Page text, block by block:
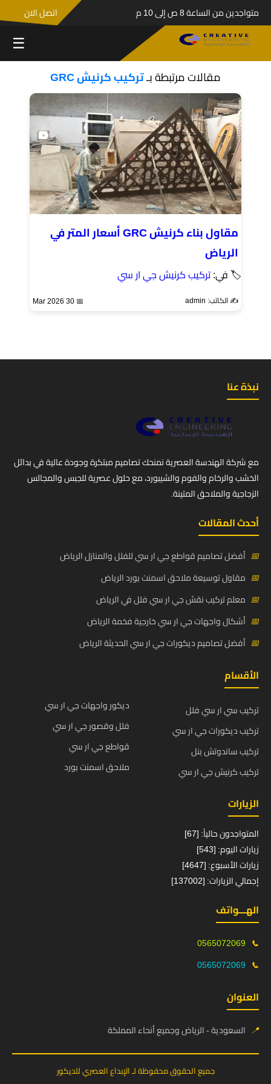
متواجدين من الساعة 8 ص إلى 10 م اتصل الان
☰
مقالات مرتبطة بـتركيب كرنيش GRC
مقاول بناء كرنيش GRC أسعار المتر في
الرياض
🏷 في:تركيب كرنيش جي ار سي
✍️ الكاتب: admin 📅 30 Mar 2026
نبذة عنا
مع شركة الهندسة العصرية نمنحك تصاميم مبتكرة وجودة عالية في بدائل
الخشب والرخام والفوم والشيبورد، مع حلول عصرية للجبس والمجالس
الزجاجية والملاحق المتينة.
أحدث المقالات
📅 أفضل تصاميم قواطع جي ار سي للفلل والمنازل الرياض
📅 مقاول توسيعة ملاحق اسمنت بورد الرياض
📅 معلم تركيب نقش جي ار سي فلل في الرياض
📅 أشكال واجهات جي ار سي خارجية فخمة الرياض
📅 أفضل تصاميم ديكورات جي ار سي الحديثة الرياض
الأقسام
تركيب سي ار سي فلل
تركيب ديكورات جي ار سي
تركيب ساندوتش بنل
تركيب كرنيش جي ار سي
ديكور واجهات جي ار سي
فلل وقصور جي ار سي
قواطع جي ار سي
ملاحق اسمنت بورد
الزيارات
المتواجدون حالياً: [67]
زيارات اليوم: [543]
زيارات الأسبوع: [4647]
إجمالي الزيارات: [137002]
الهـــواتف
📞
0565072069
📞
0565072069
العنوان
📍 السعودية - الرياض وجميع أنحاء المملكة
جميع الحقوق محفوظة لـ الإبداع العصري للديكور